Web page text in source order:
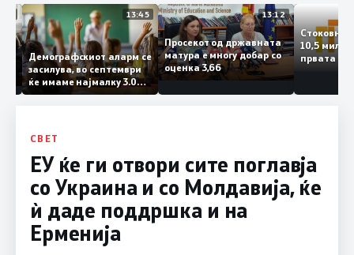
14:12 13:45
Демографскиот аларм се
засилува, во септември
ќе имаме најмалку 3.000
првачиња помалку
13:12
Просекот од државната
матура е многу добар со
оценка 3,66
10,5
првата
СВЕТ
ЕУ ќе ги отвори сите поглавја
со Украина и со Молдавија, ќе
ѝ даде поддршка и на
Ерменија